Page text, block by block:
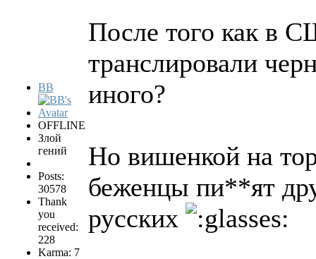
BB
OFFLINE
Злой
гений
Posts:
30578
Thank
you
received:
228
Karma: 7
После того как в
транслировали
иного?
Но вишенкой на
беженцы пи**ят
русских